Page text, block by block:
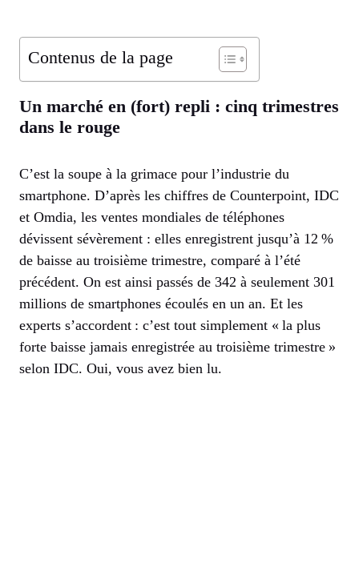
Contenus de la page
Un marché en (fort) repli : cinq trimestres
dans le rouge
C’est la soupe à la grimace pour l’industrie du
smartphone. D’après les chiffres de Counterpoint, IDC
et Omdia, les ventes mondiales de téléphones
dévissent sévèrement : elles enregistrent jusqu’à 12 %
de baisse au troisième trimestre, comparé à l’été
précédent. On est ainsi passés de 342 à seulement 301
millions de smartphones écoulés en un an. Et les
experts s’accordent : c’est tout simplement « la plus
forte baisse jamais enregistrée au troisième trimestre »
selon IDC. Oui, vous avez bien lu.